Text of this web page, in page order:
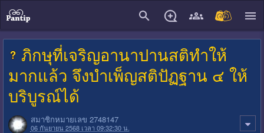
ภิกษุที่เจริญอานาปานสติทำให้
มากแล้ว จึงบำเพ็ญสติปัฏฐาน ๔ ให้
บริบูรณ์ได้
สมาชิกหมายเลข 2748147
06 กันยายน 2568 เวลา 09:32:30 น.
close